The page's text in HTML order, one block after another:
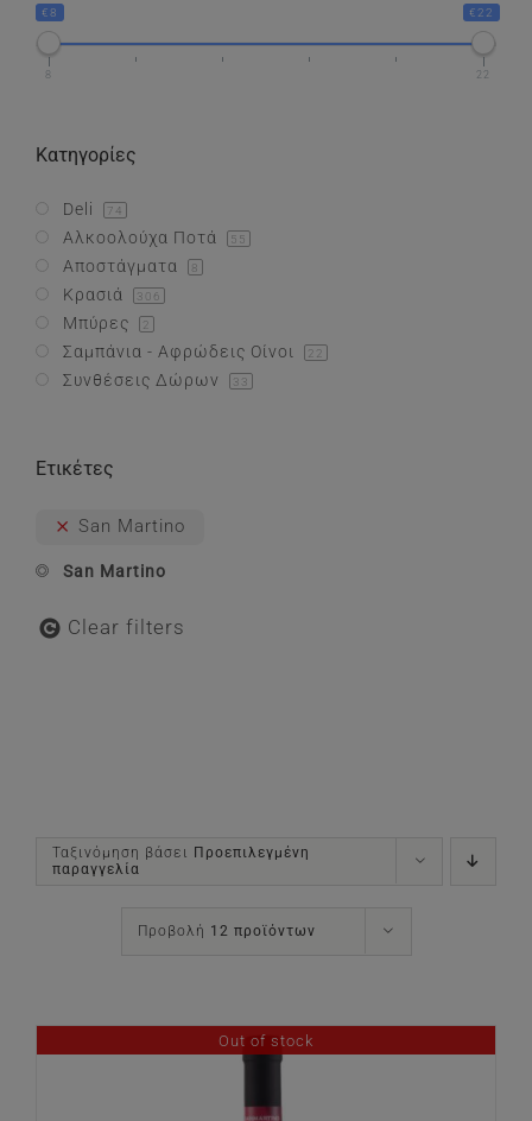
Συνθέσεις Δώρων
Ταξινόμηση βάσει Προεπιλεγμένη
παραγγελία
Προβολή 12 προϊόντων
Out of stock
€8 €22
8 22
Κατηγορίες
Deli 74
Αλκοολούχα Ποτά 55
Αποστάγματα 8
Κρασιά 306
Μπύρες 2
Σαμπάνια - Αφρώδεις Οίνοι 22
Συνθέσεις Δώρων 33
Ετικέτες
San Martino
San Martino
Clear filters